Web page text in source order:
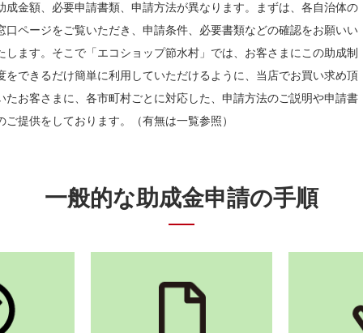
成金額、必要申請書類、申請方法が異なります。まずは、各自治体の
口ページをご覧いただき、申請条件、必要書類などの確認をお願いい
します。そこで「エコショップ節水村」では、お客さまにこの助成制
をできるだけ簡単に利用していただけるように、当店でお買い求め頂
たお客さまに、各市町村ごとに対応した、申請方法のご説明や申請書
ご提供をしております。（有無は一覧参照）
一般的な助成金申請の手順